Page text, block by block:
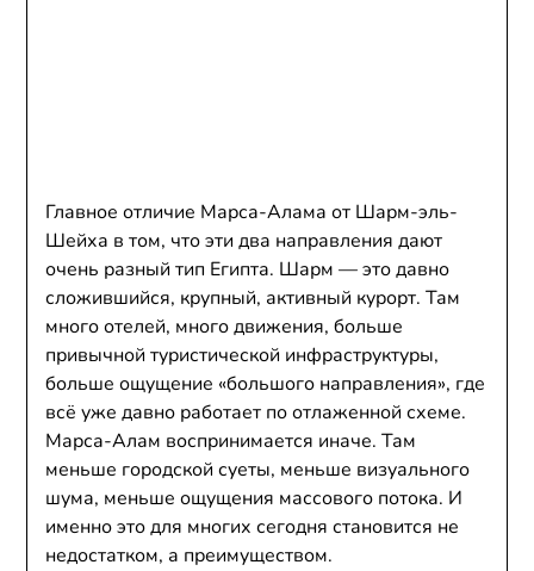
Главное отличие Марса-Алама от Шарм-эль-
Шейха в том, что эти два направления дают
очень разный тип Египта. Шарм — это давно
сложившийся, крупный, активный курорт. Там
много отелей, много движения, больше
привычной туристической инфраструктуры,
больше ощущение «большого направления», где
всё уже давно работает по отлаженной схеме.
Марса-Алам воспринимается иначе. Там
меньше городской суеты, меньше визуального
шума, меньше ощущения массового потока. И
именно это для многих сегодня становится не
недостатком, а преимуществом.